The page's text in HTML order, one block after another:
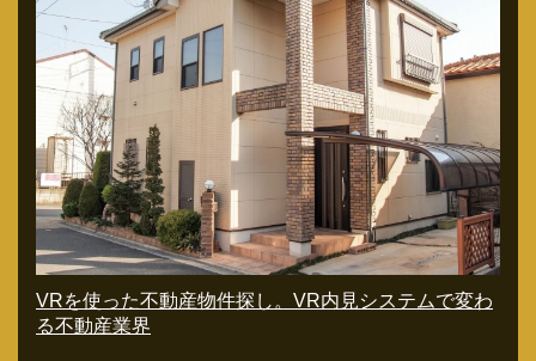
VRを使った不動産物件探し。VR内見システムで変わ
る不動産業界